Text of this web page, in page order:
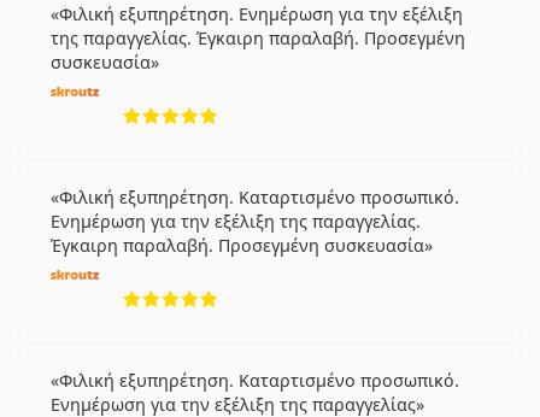
Φιλική εξυπηρέτηση. Ενημέρωση για την εξέλιξη
της παραγγελίας. Έγκαιρη παραλαβή. Προσεγμένη
συσκευασία
Φιλική εξυπηρέτηση. Καταρτισμένο προσωπικό.
Ενημέρωση για την εξέλιξη της παραγγελίας.
Έγκαιρη παραλαβή. Προσεγμένη συσκευασία
Φιλική εξυπηρέτηση. Καταρτισμένο προσωπικό.
Ενημέρωση για την εξέλιξη της παραγγελίας